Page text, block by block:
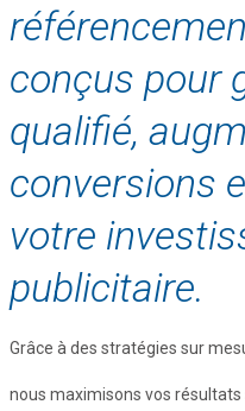
conçus pour
qualifié,
conversions
votre
publicitaire.
Grâce à des stratégies sur
nous maximisons vos